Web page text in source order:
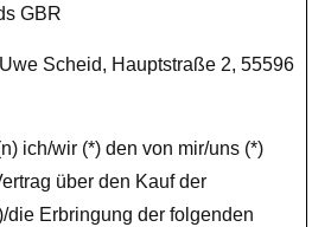
GBR
Scheid, Hauptstraße 2, 55596
ich/wir (*) den von mir/uns (*)
über den Kauf der
die Erbringung der folgenden